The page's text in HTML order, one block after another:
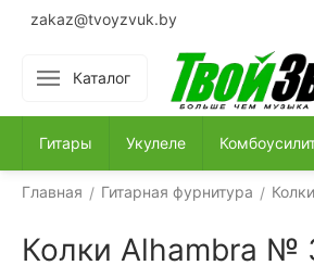
zakaz@tvoyzvuk.by
Каталог
Гитары Укулеле
Главная / Гитарная фурнитура /
Колки Alhambra №